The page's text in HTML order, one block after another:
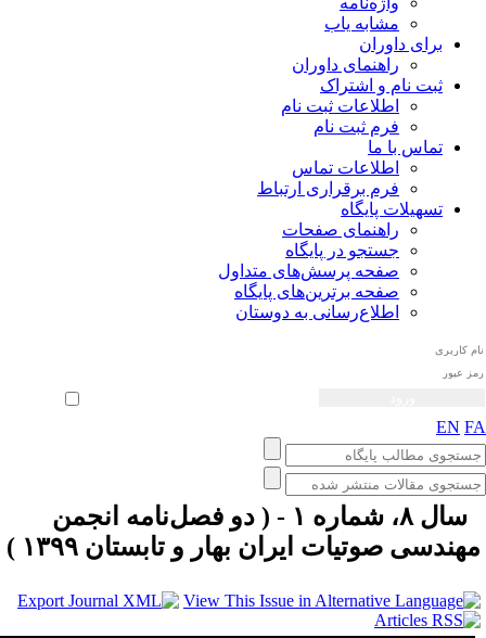
مشابه یاب
داوران
راهنمای داوران
نام و اشتراک
اطلاعات ثبت نام
فرم ثبت نام
با ما
اطلاعات تماس
فرم برقراری ارتباط
پایگاه
راهنمای صفحات
جستجو در پایگاه
صفحه پرسش‌های متداول
صفحه برترین‌های پایگاه
اطلاع‌رسانی به دوستان
ورود خودکار
سال ۸، شماره ۱ - ( دو فصل‌نامه انجمن
صوتیات ايران بهار و تابستان ۱۳۹۹ )